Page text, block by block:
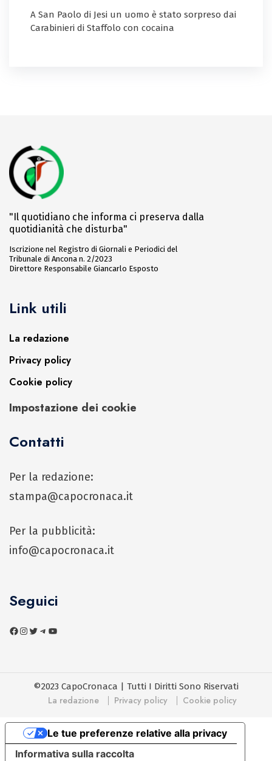
A San Paolo di Jesi un uomo è stato sorpreso dai
Carabinieri di Staffolo con cocaina
"Il quotidiano che informa ci preserva dalla
quotidianità che disturba"
Iscrizione nel Registro di Giornali e Periodici del
Tribunale di Ancona n. 2/2023
Direttore Responsabile Giancarlo Esposto
Link utili
La redazione
Privacy policy
Cookie policy
Impostazione dei cookie
Contatti
Per la redazione:
stampa@capocronaca.it
Per la pubblicità:
info@capocronaca.it
Seguici
©2023 CapoCronaca | Tutti I Diritti Sono Riservati
La redazione Privacy policy Cookie policy
Informativa sulla raccolta
Le tue preferenze relative alla privacy